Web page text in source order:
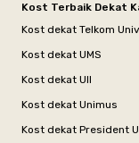
Kost Terbaik Dekat
Kost dekat Telkom
Kost dekat UMS
Kost dekat UII
Kost dekat Unimus
Kost dekat President